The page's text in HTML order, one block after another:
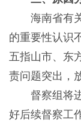
海南省有关
的重要性认识
五指山市、东
责问题突出，
督察组将进
好后续督察工